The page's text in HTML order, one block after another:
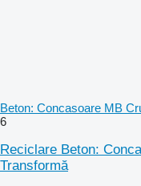
Beton: Concasoare MB
6
Reciclare Beton:
Transformă